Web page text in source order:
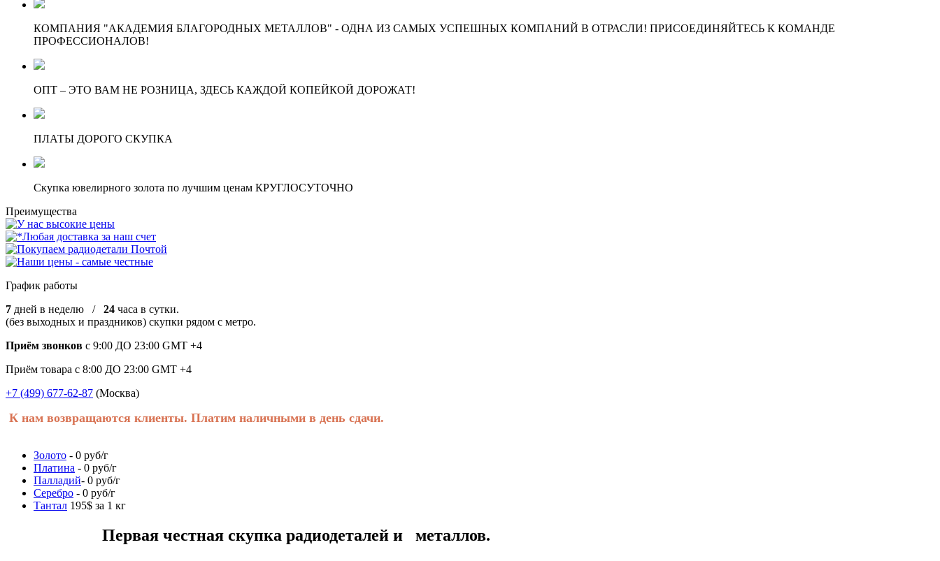
КОМПАНИЯ "АКАДЕМИЯ БЛАГОРОДНЫХ МЕТАЛЛОВ" - ОДНА ИЗ САМЫХ УСПЕШНЫХ КОМПАНИЙ В ОТРАСЛИ! ПРИСОЕДИНЯЙТЕСЬ К КОМАНДЕ
ПРОФЕССИОНАЛОВ!
ОПТ – ЭТО ВАМ НЕ РОЗНИЦА, ЗДЕСЬ КАЖДОЙ КОПЕЙКОЙ ДОРОЖАТ!
ПЛАТЫ ДОРОГО СКУПКА
Скупка ювелирного золота по лучшим ценам КРУГЛОСУТОЧНО
Преимущества
График работы
7 дней в неделю / 24 часа в сутки.
(без выходных и праздников) скупки рядом с метро.
Приём звонков с 9:00 ДО 23:00 GMT +4
Приём товара с 8:00 ДО 23:00 GMT +4
+7 (499) 677-62-87 (Москва)
К нам возвращаются клиенты. Платим наличными в день сдачи.
Золото - 0 руб/г
Платина - 0 руб/г
Палладий- 0 руб/г
Серебро - 0 руб/г
Тантал 195$ за 1 кг
Первая честная скупка радиодеталей и металлов.